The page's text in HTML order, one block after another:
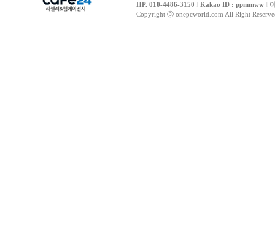
HP. 010-4486-3150 l Kakao ID : ppmmww l
Copyright ⓒ onepcworld.com All Right